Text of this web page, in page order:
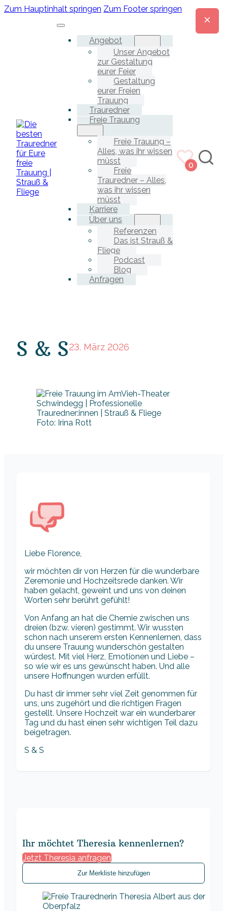
Zum Hauptinhalt springen Zum Footer springen
Angebot
Unser Angebot
zur Gestaltung
eurer Feier
Gestaltung
eurer Freien
Trauung
Trauredner
Freie Trauung
Freie Trauung –
Alles, was ihr wissen
müsst
Freie
Trauredner – Alles,
was ihr wissen
müsst
Karriere
Über uns
Referenzen
Das ist Strauß &
Fliege
Podcast
Blog
Anfragen
0
S & S23. März 2026
Foto: Irina Rott
Liebe Florence,
wir möchten dir von Herzen für die wunderbare
Zeremonie und Hochzeitsrede danken. Wir
haben gelacht, geweint und uns von deinen
Worten sehr berührt gefühlt!
Von Anfang an hat die Chemie zwischen uns
dreien (bzw. vieren) gestimmt. Wir wussten
schon nach unserem ersten Kennenlernen, dass
du unsere Trauung wunderschön gestalten
würdest. Mit viel Herz, Emotionen und Liebe –
so wie wir es uns gewünscht haben. Und alle
unsere Hoffnungen wurden erfüllt.
Du hast dir immer sehr viel Zeit genommen für
uns, uns zugehört und die richtigen Fragen
gestellt. Unsere Hochzeit war ein wunderbarer
Tag und du hast einen sehr wichtigen Teil dazu
beigetragen.
S & S
Ihr möchtet Theresia kennenlernen?
Jetzt Theresia anfragen
Zur Merkliste hinzufügen